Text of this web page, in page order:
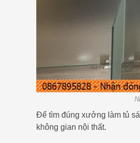
Để tìm đúng xưởng làm tủ
không gian nội thất.